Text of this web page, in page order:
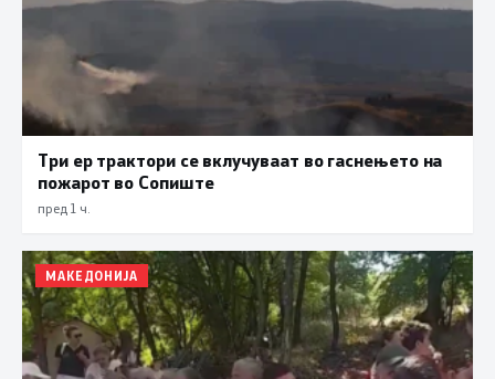
Три ер трактори се вклучуваат во гаснењето на
пожарот во Сопиште
пред 1 ч.
МАКЕДОНИЈА